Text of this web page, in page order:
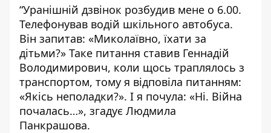
“Уранішній дзвінок розбудив мене о 6.00.
Телефонував водій шкільного автобуса.
Він запитав: «Миколаївно, їхати за
дітьми?» Таке питання ставив Геннадій
Володимирович, коли щось траплялось з
транспортом, тому я відповіла питанням:
«Якісь неполадки?». І я почула: «Ні. Війна
почалась…», згадує Людмила
Панкрашова.